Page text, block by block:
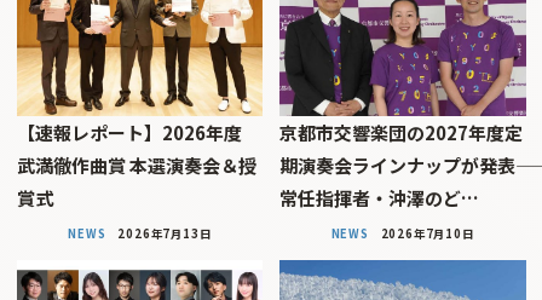
【速報レポート】2026年度
武満徹作曲賞 本選演奏会＆授
賞式
NEWS 2026年7月13日
京都市交響楽団の2027年度定
期演奏会ラインナップが発表――
常任指揮者・沖澤のど…
NEWS 2026年7月10日